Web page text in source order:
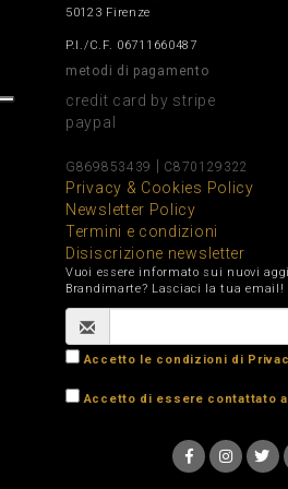
50123 Firenze
P.I./C.F. 06711660487
metodi di pagamento
credit card by stripe
paypal
G869853439 C870129322
Privacy & Cookies Policy
Newsletter Policy
Termini e condizioni
Disiscrizione newsletter
Vuoi essere informato sui nuovi
Brandimarte? Lasciaci la tua email!
Accetto le condizioni di
Accetto di essere contattato